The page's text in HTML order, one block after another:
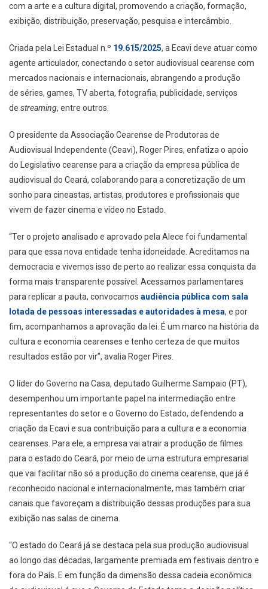
com a arte e a cultura digital, promovendo a criação, formação,
exibição, distribuição, preservação, pesquisa e intercâmbio.
Criada pela Lei Estadual n.º 19.615/2025, a Ecavi deve atuar como
agente articulador, conectando o setor audiovisual cearense com
mercados nacionais e internacionais, abrangendo a produção
de séries, games, TV aberta, fotografia, publicidade, serviços
de streaming, entre outros.
O presidente da Associação Cearense de Produtoras de
Audiovisual Independente (Ceavi), Roger Pires, enfatiza o apoio
do Legislativo cearense para a criação da empresa pública de
audiovisual do Ceará, colaborando para a concretização de um
sonho para cineastas, artistas, produtores e profissionais que
vivem de fazer cinema e vídeo no Estado.
“Ter o projeto analisado e aprovado pela Alece foi fundamental
para que essa nova entidade tenha idoneidade. Acreditamos na
democracia e vivemos isso de perto ao realizar essa conquista da
forma mais transparente possível. Acessamos parlamentares
para replicar a pauta, convocamos audiência pública com sala
lotada de pessoas interessadas e autoridades à mesa, e por
fim, acompanhamos a aprovação da lei. É um marco na história da
cultura e economia cearenses e tenho certeza de que muitos
resultados estão por vir”, avalia Roger Pires.
O líder do Governo na Casa, deputado Guilherme Sampaio (PT),
desempenhou um importante papel na intermediação entre
representantes do setor e o Governo do Estado, defendendo a
criação da Ecavi e sua contribuição para a cultura e a economia
cearenses. Para ele, a empresa vai atrair a produção de filmes
para o estado do Ceará, por meio de uma estrutura empresarial
que vai facilitar não só a produção do cinema cearense, que já é
reconhecido nacional e internacionalmente, mas também criar
canais que favoreçam a distribuição dessas produções para sua
exibição nas salas de cinema.
“O estado do Ceará já se destaca pela sua produção audiovisual
ao longo das décadas, largamente premiada em festivais dentro e
fora do País. E em função da dimensão dessa cadeia econômica